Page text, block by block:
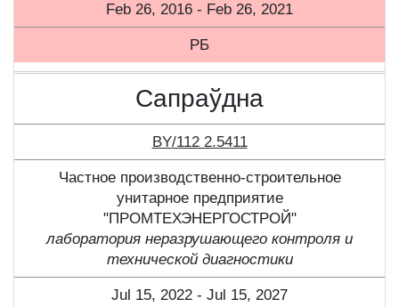
Feb 26, 2016 - Feb 26, 2021
РБ
Сапраўдна
BY/112 2.5411
Частное производственно-строительное
унитарное предприятие
"ПРОМТЕХЭНЕРГОСТРОЙ"
лаборатория неразрушающего контроля и
технической диагностики
Jul 15, 2022 - Jul 15, 2027